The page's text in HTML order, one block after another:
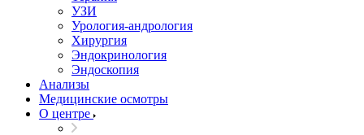
УЗИ
Урология-андрология
Хирургия
Эндокринология
Эндоскопия
Анализы
Медицинские осмотры
О центре